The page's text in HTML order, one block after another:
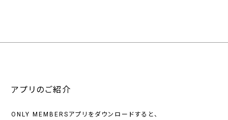
アプリのご紹介
ONLY MEMBERSアプリをダウンロードすると、